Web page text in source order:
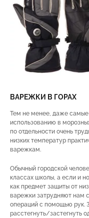
ВАРЕЖКИ В ГОРАХ
Тем не менее, даже самые
использованию в
по отдельности очень
низких температур
варежкам.
Обычный городской
классах школы, а если и
как предмет защиты от
варежки затрудняют нам
операций с помощью рук.
расстегнуть/застегнуть